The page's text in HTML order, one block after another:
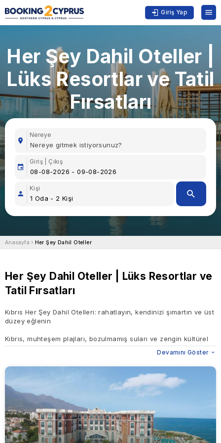
Giriş Yap
Her Şey Dahil Oteller |
Lüks Resortlar ve Tatil
Fırsatları
Nereye
Giriş | Çıkış
Kişi
Anasayfa Her Şey Dahil Oteller
Her Şey Dahil Oteller | Lüks Resortlar ve
Tatil Fırsatları
Kıbrıs Her Şey Dahil Otelleri: rahatlayın, kendinizi şımartın ve üst
düzey eğlenin
Kıbrıs, muhteşem plajları, bozulmamış suları ve zengin kültürel
geçmişi ile tanınır. Akdeniz'in mücevheridir.rıs Her Şey Dahil
Otelleri: rahatlayın, kendinizi şımartın ve üst düzey eğlenin
Kıbrıs, muhteşem plajları, bozulmamış sulaıbrıs Her Şey Dahil
Otelleri: rahatlayın, kendinizi şımartın ve üst düzey eğlenin
Kıbrıs, muhteşem plajları, bozulmamış suları ve zengin kültürel
geçmişi ile tanınır. Akdeniz'in mücevheridir. Stressiz bir tatil
istiyorsanız, Kıbrıs'taki her şey dahil oteller en iyi seçenektir. En
uygun, lüks ve uygun fiyatlıdırlar. Akdeniz'deki her şey dahil tatil
köyleri, harika bir tatil için ihtiyacınız olan her şeye, harika
Devamını Göster